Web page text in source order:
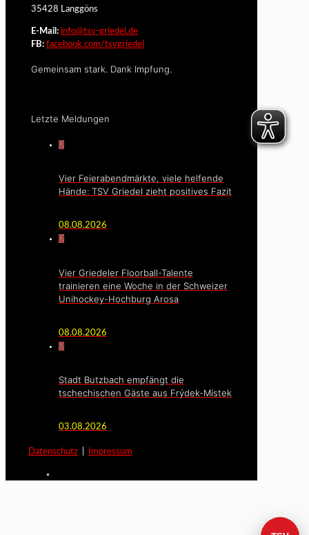
35428 Langgöns
E-Mail: info@tsv-griedel.de
FB: facebook.com/tsvgriedel
Gemeinsam stark. Dank Impfung.
Letzte Meldungen
0
Vier Feierabendmärkte, viele helfende
Hände: TSV Griedel zieht positives Fazit
08.08.2026
0
Vier Griedeler Floorball-Talente
trainieren eine Woche in der Schweizer
Unihockey-Hochburg Arosa
08.08.2026
0
Stadt Butzbach empfängt die
tschechischen Gäste aus Frýdek-Místek
03.08.2026
Datenschutz Impressum